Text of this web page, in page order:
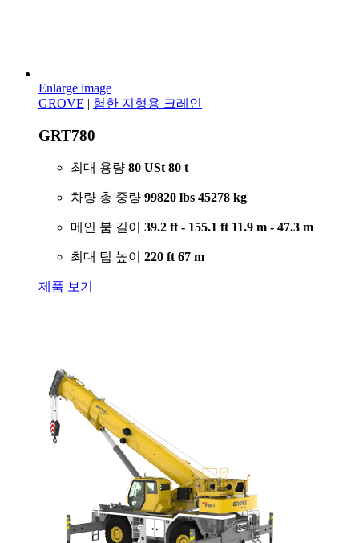
Enlarge image
GROVE | 험한 지형용 크레인
GRT780
최대 용량 80 USt 80 t
차량 총 중량 99820 lbs 45278 kg
메인 붐 길이 39.2 ft - 155.1 ft 11.9 m - 47.3 m
최대 팁 높이 220 ft 67 m
제품 보기